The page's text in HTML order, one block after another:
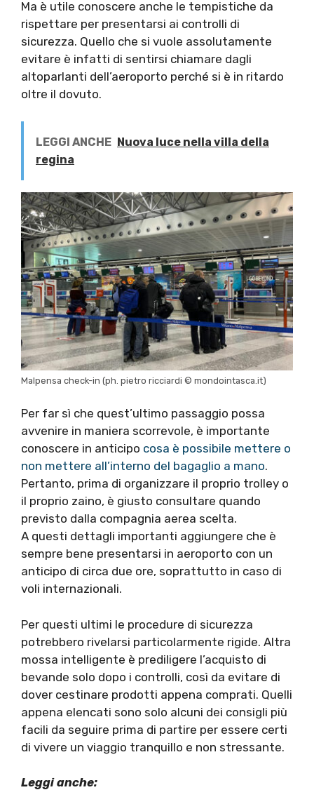
Ma è utile conoscere anche le tempistiche da
rispettare per presentarsi ai controlli di
sicurezza. Quello che si vuole assolutamente
evitare è infatti di sentirsi chiamare dagli
altoparlanti dell’aeroporto perché si è in ritardo
oltre il dovuto.
LEGGI ANCHE Nuova luce nella villa della
regina
Malpensa check-in (ph. pietro ricciardi © mondointasca.it)
Per far sì che quest’ultimo passaggio possa
avvenire in maniera scorrevole, è importante
conoscere in anticipo cosa è possibile mettere o
non mettere all’interno del bagaglio a mano.
Pertanto, prima di organizzare il proprio trolley o
il proprio zaino, è giusto consultare quando
previsto dalla compagnia aerea scelta.
A questi dettagli importanti aggiungere che è
sempre bene presentarsi in aeroporto con un
anticipo di circa due ore, soprattutto in caso di
voli internazionali.
Per questi ultimi le procedure di sicurezza
potrebbero rivelarsi particolarmente rigide. Altra
mossa intelligente è prediligere l’acquisto di
bevande solo dopo i controlli, così da evitare di
dover cestinare prodotti appena comprati. Quelli
appena elencati sono solo alcuni dei consigli più
facili da seguire prima di partire per essere certi
di vivere un viaggio tranquillo e non stressante.
Leggi anche: